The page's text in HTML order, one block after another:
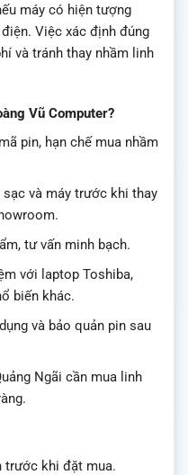
máy có hiện tượng
Việc xác định đúng
và tránh thay nhầm linh
Vũ Computer?
pin, hạn chế mua nhầm
và máy trước khi thay
tư vấn minh bạch.
với laptop Toshiba,
biến khác.
và bảo quản pin sau
Ngãi cần mua linh
trước khi đặt mua.